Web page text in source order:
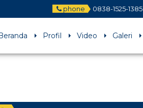
phone 0838-1525-1385
Profil Video Galeri